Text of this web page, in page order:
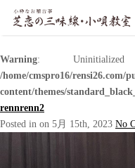
Warning:
/home/cmspro16/rensi26.com/
content/themes/
rennrenn2
Posted in on 5月 15th, 2023 No